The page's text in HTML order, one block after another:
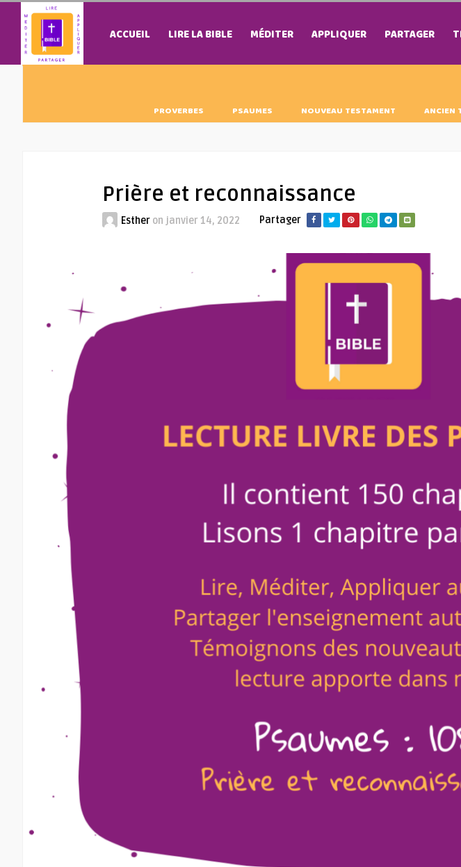
ACCUEIL LIRE LA BIBLE MÉDITER APPLIQUER PARTAGER
PROVERBES PSAUMES NOUVEAU TESTAMENT ANCIEN
Prière et reconnaissance
Esther on janvier 14, 2022 Partager